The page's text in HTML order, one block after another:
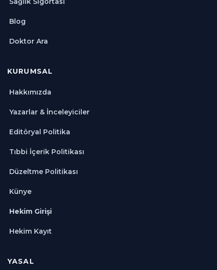
Blog
Doktor Ara
KURUMSAL
Hakkımızda
Yazarlar & İnceleyiciler
Editöryal Politika
Tıbbi İçerik Politikası
Düzeltme Politikası
Künye
Hekim Girişi
Hekim Kayıt
YASAL